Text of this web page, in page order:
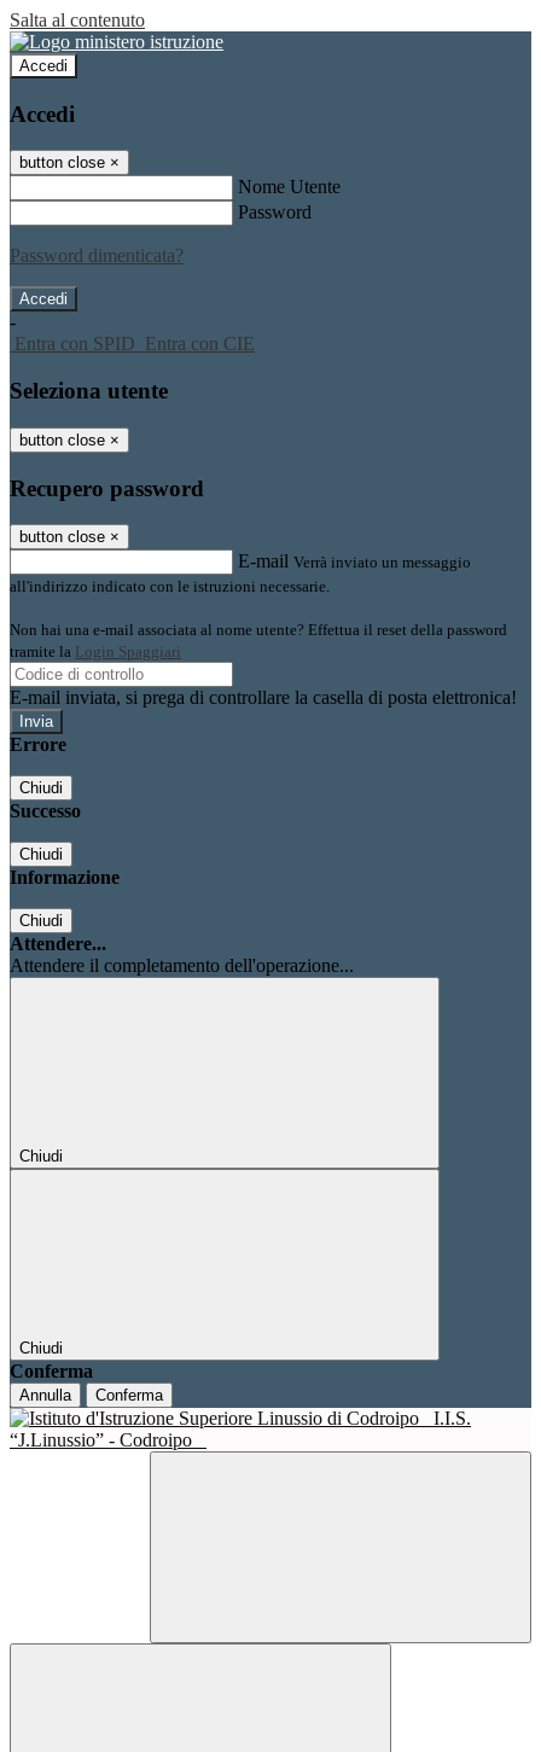
Salta al contenuto
Accedi
Accedi
button close ×
Nome Utente
Password
Password dimenticata?
-
Entra con SPID Entra con CIE
Seleziona utente
button close ×
Recupero password
button close ×
E-mail Verrà inviato un messaggio
all'indirizzo indicato con le istruzioni necessarie.
Non hai una e-mail associata al nome utente? Effettua il reset della password
tramite la Login Spaggiari
E-mail inviata, si prega di controllare la casella di posta elettronica!
Errore
Chiudi
Successo
Chiudi
Informazione
Chiudi
Attendere...
Attendere il completamento dell'operazione...
Chiudi
Chiudi
Conferma
Annulla Conferma
I.I.S.
“J.Linussio” - Codroipo